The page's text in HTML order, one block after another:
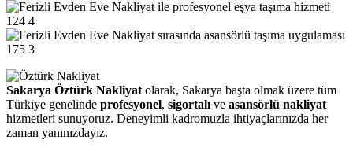
124 4
175 3
Sakarya Öztürk Nakliyat olarak, Sakarya başta olmak üzere tüm
Türkiye genelinde profesyonel, sigortalı ve asansörlü nakliyat
hizmetleri sunuyoruz. Deneyimli kadromuzla ihtiyaçlarınızda her
zaman yanınızdayız.